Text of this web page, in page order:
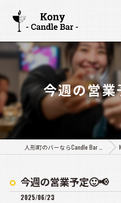
今週の営
今週の営業予定🙂📢
2025/06/23